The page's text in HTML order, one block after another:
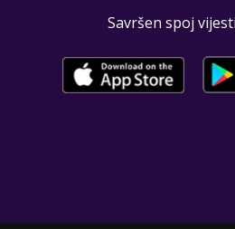
Savršen spoj